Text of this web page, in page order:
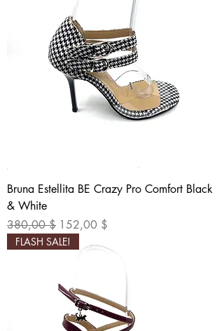
Bruna Estellita BE Crazy Pro Comfort Black
& White
Standardpreis
380,00 $ Sale-Preis
152,00 $
FLASH SALE!